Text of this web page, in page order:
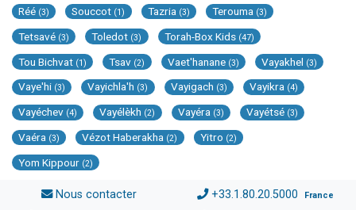
Réé (3) Souccot (1) Tazria (3) Terouma (3)
Tetsavé (3) Toledot (3) Torah-Box Kids (47)
Tou Bichvat (1) Tsav (2) Vaet'hanane (3) Vayakhel (3)
Vaye'hi (3) Vayichla'h (3) Vayigach (3) Vayikra (4)
Vayéchev (4) Vayélèkh (2) Vayéra (3) Vayétsé (3)
Vaéra (3) Vézot Haberakha (2) Yitro (2)
Yom Kippour (2)
Nous contacter +33.1.80.20.5000 France